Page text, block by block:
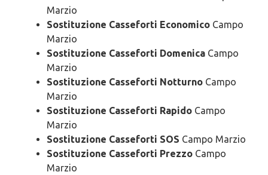
Marzio
Sostituzione Casseforti Economico Campo
Marzio
Sostituzione Casseforti Domenica Campo
Marzio
Sostituzione Casseforti Notturno Campo
Marzio
Sostituzione Casseforti Rapido Campo
Marzio
Sostituzione Casseforti SOS Campo Marzio
Sostituzione Casseforti Prezzo Campo
Marzio